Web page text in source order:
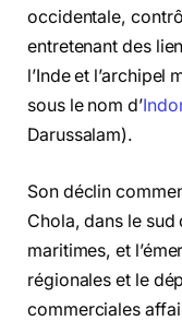
occidentale,
entretenant des
l’Inde et l’archipel
sous le nom d’
Darussalam).
Son déclin
Chola, dans le sud
maritimes, et
régionales et le
commerciales